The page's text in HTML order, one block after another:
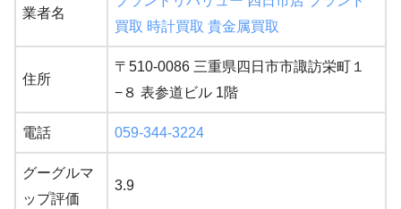
業者名
買取 時計買取 貴金属買取
住所
〒510-0086 三重県四日市市諏訪栄町１
−８ 表参道ビル 1階
電話 059-344-3224
グーグルマ
ップ評価
3.9